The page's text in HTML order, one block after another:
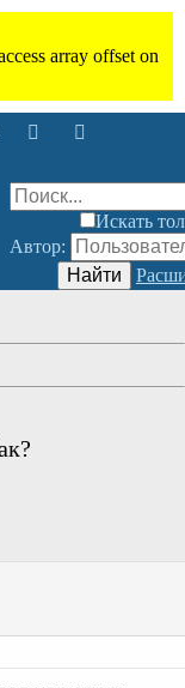
Искать
Автор:
Найти